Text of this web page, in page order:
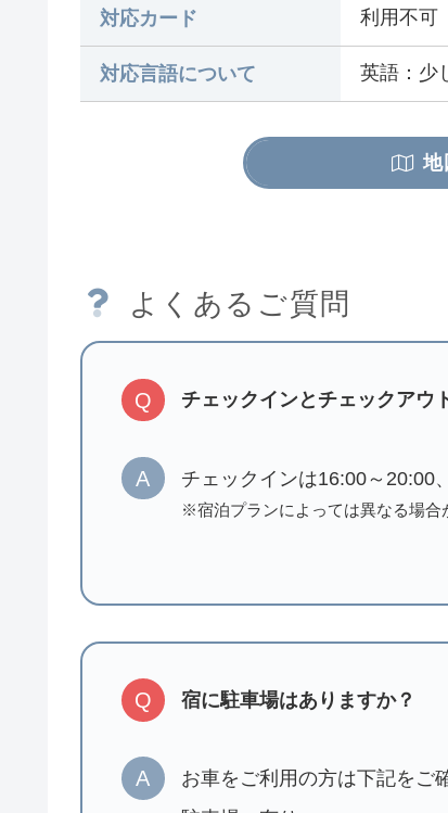
対応カード 利用不可
対応言語について 英語：少
地
よくあるご質問
Q チェックインとチェックアウ
A チェックインは16:00～20:00
※宿泊プランによっては異なる場合
Q 宿に駐車場はありますか？
A
お車をご利用の方は下記をご